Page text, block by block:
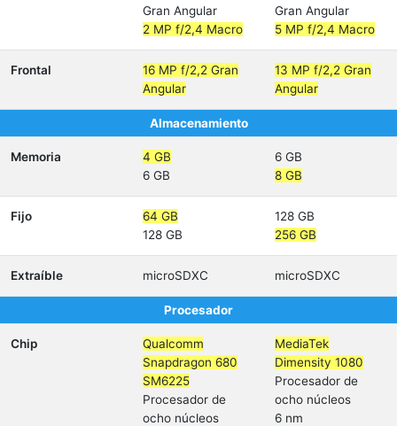
Gran Angular
2 MP f/2,4 Macro
Gran Angular
5 MP f/2,4 Macro
Frontal
16 MP f/2,2 Gran
Angular
13 MP f/2,2 Gran
Angular
Almacenamiento
Memoria
4 GB
6 GB
6 GB
8 GB
Fijo
64 GB
128 GB
128 GB
256 GB
Extraíble microSDXC microSDXC
Procesador
Chip
Qualcomm
Snapdragon 680
SM6225
Procesador de
ocho núcleos
MediaTek
Dimensity 1080
Procesador de
ocho núcleos
6 nm